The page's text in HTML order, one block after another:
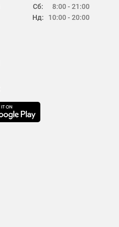
Сб:
Нд:
8:00 - 21:00
10:00 - 20:00